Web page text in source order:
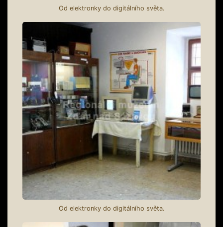
Od elektronky do digitálního světa.
Od elektronky do digitálního světa.